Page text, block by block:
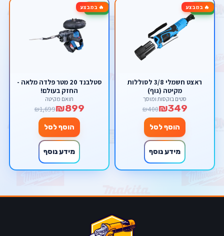
🔥 במבצע-13%
ראצט חשמלי 3/8 לסוללות
מקיטה (גוף)
סטים בוקסות ומוסך
₪349
₪400
הוסף לסל
מידע נוסף
🔥 במבצע-47%
סטלבנד 20 מטר פלדה מלאה -
החזק בעולם!
תואם מקיטה
₪899
₪1,699
הוסף לסל
מידע נוסף